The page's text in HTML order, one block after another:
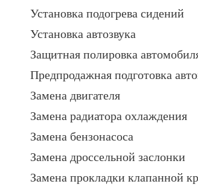
Установка подогрева сидений
Установка автозвука
Защитная полировка
Предпродажная подготовка
Замена двигателя
Замена радиатора охлаждения
Замена бензонасоса
Замена дроссельной заслонки
Замена прокладки клапанной